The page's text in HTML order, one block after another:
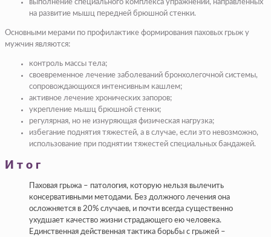
выполнение специального комплекса упражнений, направленных
на развитие мышц передней брюшной стенки.
Основными мерами по профилактике формирования паховых грыж у
мужчин являются:
контроль массы тела;
своевременное лечение заболеваний бронхолегочной системы,
сопровождающихся интенсивным кашлем;
активное лечение хронических запоров;
укрепление мышц брюшной стенки;
регулярная, но не изнуряющая физическая нагрузка;
избегание поднятия тяжестей, а в случае, если это невозможно,
использование при поднятии тяжестей специальных бандажей.
Итог
Паховая грыжа – патология, которую нельзя вылечить
консервативными методами. Без должного лечения она
осложняется в 20% случаев, и почти всегда существенно
ухудшает качество жизни страдающего ею человека.
Единственная действенная тактика борьбы с грыжей –